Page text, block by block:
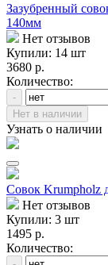
Зазубренный
140мм
Нет отзывов
Купили: 14 шт
3680 р.
Количество:
-
Нет в наличии
Узнать о наличии
Совок Krumpholz
Нет отзывов
Купили: 3 шт
1495 р.
Количество: